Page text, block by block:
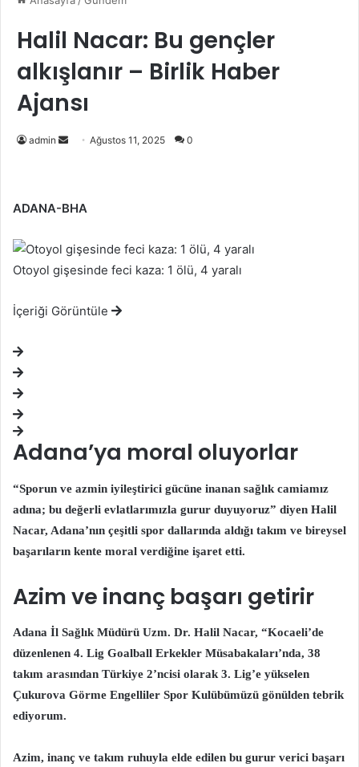
Halil Nacar: Bu gençler
alkışlanır – Birlik Haber
Ajansı
admin
Bir
Ağustos 11, 2025 0
ADANA-BHA
Otoyol gişesinde feci kaza: 1 ölü, 4 yaralı
İçeriği Görüntüle
Adana’ya moral oluyorlar
“Sporun ve azmin iyileştirici gücüne inanan sağlık camiamız
adına; bu değerli evlatlarımızla gurur duyuyoruz” diyen Halil
Nacar, Adana’nın çeşitli spor dallarında aldığı takım ve bireysel
başarıların kente moral verdiğine işaret etti.
Azim ve inanç başarı getirir
Adana İl Sağlık Müdürü Uzm. Dr. Halil Nacar, “Kocaeli’de
düzenlenen 4. Lig Goalball Erkekler Müsabakaları’nda, 38
takım arasından Türkiye 2’ncisi olarak 3. Lig’e yükselen
Çukurova Görme Engelliler Spor Kulübümüzü gönülden tebrik
ediyorum.
Azim, inanç ve takım ruhuyla elde edilen bu gurur verici başarı